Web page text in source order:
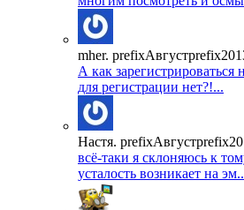
mher.
А как зарегистрироваться
для регистрации нет?!...
Настя.
всё-таки я склоняюсь к
усталость возникает на